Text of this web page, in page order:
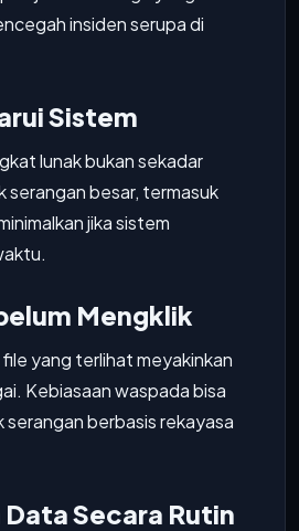
insiden serupa di
Sistem
lunak bukan sekadar
serangan besar, termasuk
jika sistem
Mengklik
file yang terlihat meyakinkan
Kebiasaan waspada bisa
berbasis rekayasa
Secara Rutin